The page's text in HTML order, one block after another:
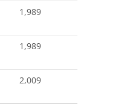
1,989
1,989
2,009